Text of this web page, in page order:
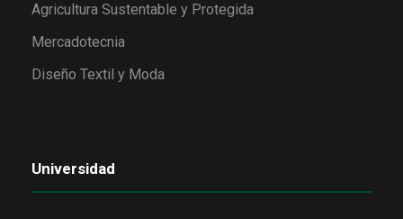
Agricultura Sustentable y Protegida
Mercadotecnia
Diseño Textil y Moda
Universidad